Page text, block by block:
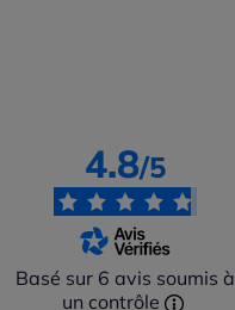
4.8/5
Basé sur 6 avis soumis à
un contrôle